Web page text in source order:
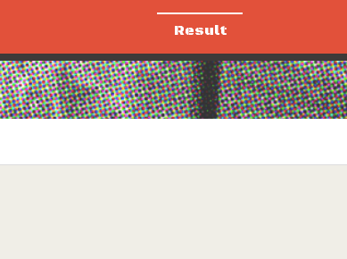
Result